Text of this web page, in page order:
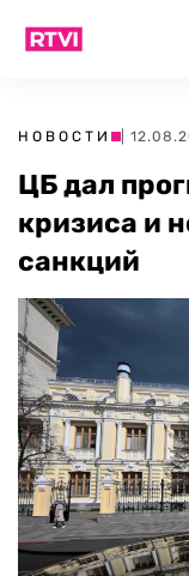
НОВОСТИ |
ЦБ дал
кризиса и
санкций